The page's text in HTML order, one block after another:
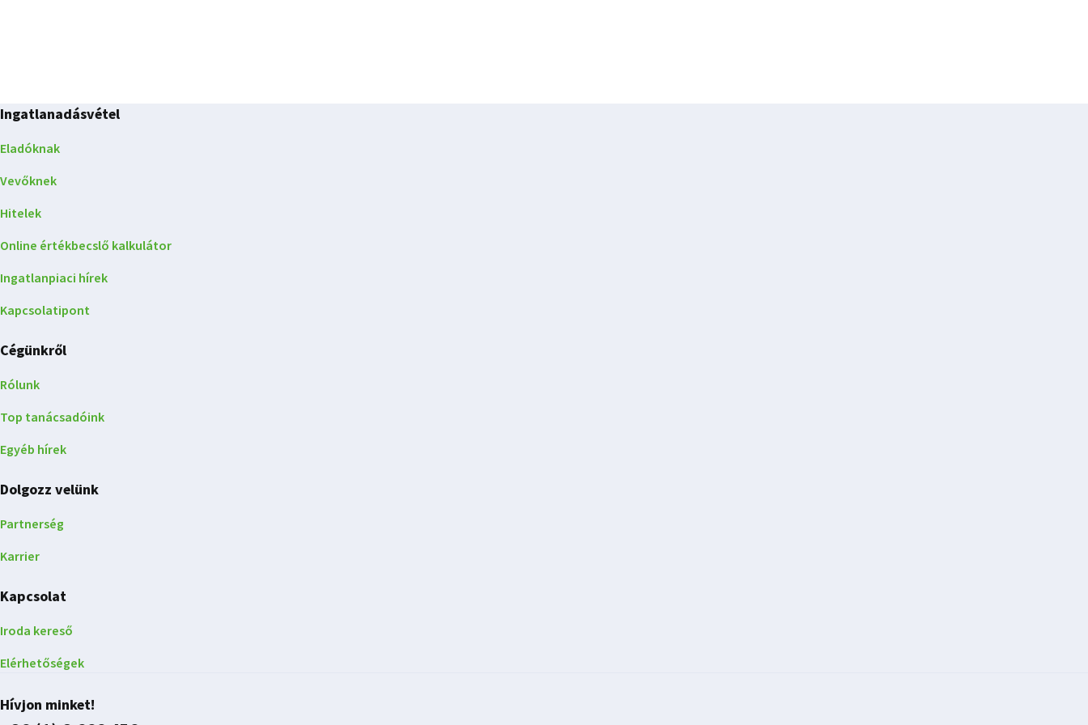
Ingatlanadásvétel
Eladóknak
Vevőknek
Hitelek
Online értékbecslő kalkulátor
Ingatlanpiaci hírek
Kapcsolatipont
Cégünkről
Rólunk
Top tanácsadóink
Egyéb hírek
Dolgozz velünk
Partnerség
Karrier
Kapcsolat
Iroda kereső
Elérhetőségek
Hívjon minket!